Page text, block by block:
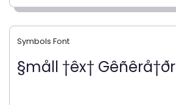
Symbols Font
§måll †êx† Gêñêrå†ðr